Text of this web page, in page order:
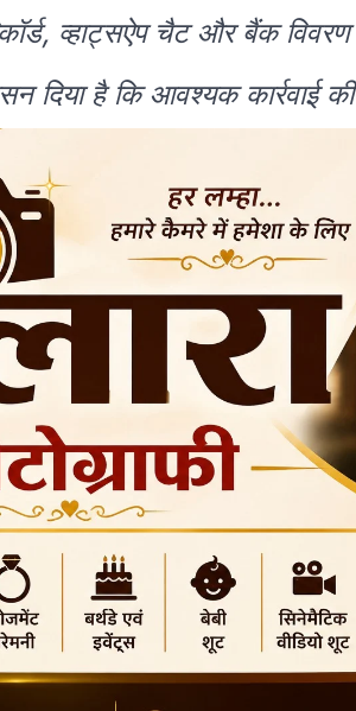
व्हाट्सऐप चैट और बैंक
दिया है कि आवश्यक कार्रवाई